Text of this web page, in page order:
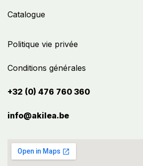
Politique vie privée
Conditions générales
+32 (0) 476 760 360
info@akilea.be​
Catalogue